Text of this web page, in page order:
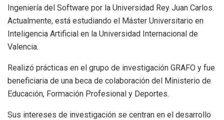
Ingeniería del Software por la Universidad Rey Juan Carlos.
Actualmente, está estudiando el Máster Universitario en
Inteligencia Artificial en la Universidad Internacional de
Valencia.
Realizó prácticas en el grupo de investigación GRAFO y fue
beneficiaria de una beca de colaboración del Ministerio de
Educación, Formación Profesional y Deportes.
Sus intereses de investigación se centran en el desarrollo